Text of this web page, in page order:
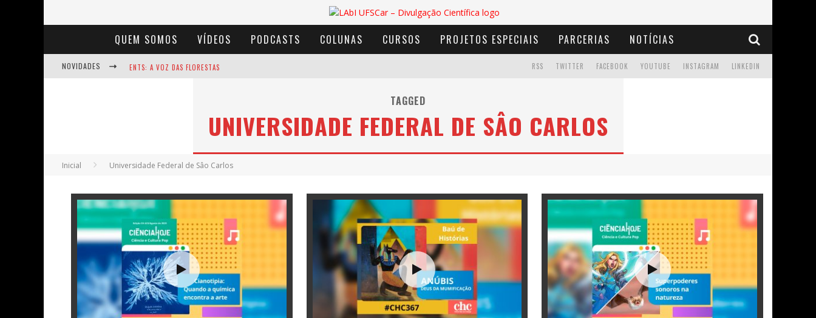
QUEM SOMOS VÍDEOS PODCASTS COLUNAS CURSOS PROJETOS ESPECIAIS PARCERIAS NOTÍCIAS
NOVIDADES ENTS: A VOZ DAS FLORESTAS
BAÚ DE HISTÓRIAS - A JAMAIS IMAGINADA AVENTURA COM OS MOINHOS DE VENTO
LINKEDIN
INSTAGRAM
YOUTUBE
FACEBOOK
TWITTER
RSS
TAGGED
UNIVERSIDADE FEDERAL DE SÂO CARLOS
Inicial Universidade Federal de Sâo Carlos